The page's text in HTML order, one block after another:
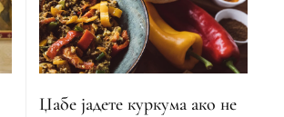
Џабе јадете куркума ако не